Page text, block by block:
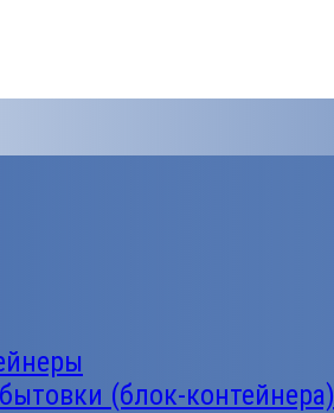
(блок-контейнера)